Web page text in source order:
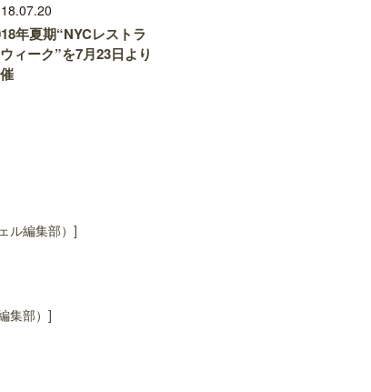
年夏期“NYCレストラ
ィーク”を7月23日より
ル編集部）]
集部）]